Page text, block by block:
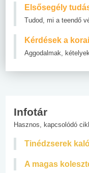
Elsősegély
Tudod, mi a teendő
Kérdések a
Aggodalmak,
Infotár
Hasznos, kapcsolódó
Tinédzserek
A magas